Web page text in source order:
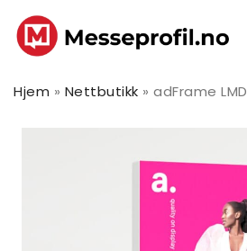
Hjem » Nettbutikk » adFrame LMD